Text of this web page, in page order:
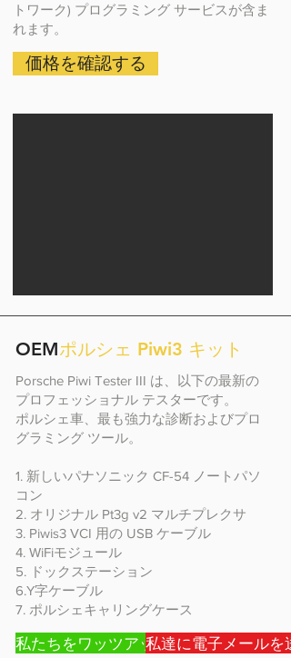
トワーク) プログラミング サービスが含ま
れます。
価格を確認する
OEMポルシェ Piwi3 キット
Porsche Piwi Tester III は、以下の最新の
プロフェッショナル テスターです。
ポルシェ車、最も強力な診断およびプロ
グラミング ツール。
1. 新しいパナソニック CF-54 ノートパソ
コン
2. オリジナル Pt3g v2 マルチプレクサ
3. Piwis3 VCI 用の USB ケーブル
4. WiFiモジュール
5. ドックステーション
6.Y字ケーブル
7. ポルシェキャリングケース
私たちをワッツアップ私達に電子メールを